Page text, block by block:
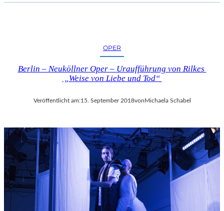
OPER
Berlin – Neuköllner Oper – Uraufführung von Rilkes
„Weise von Liebe und Tod“
Veröffentlicht am:15. September 2018vonMichaela Schabel